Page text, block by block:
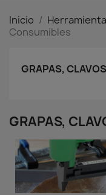
Inicio
Consumibles
GRAPAS,
GRAPAS,